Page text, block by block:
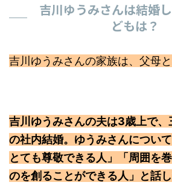
吉川ゆうみさんは結婚
どもは？
吉川ゆうみさんの家族は、父母と
吉川ゆうみさんの夫は3歳上で
の社内結婚。ゆうみさんについ
とても尊敬できる人」「周囲を
のを創ることができる人」と話し